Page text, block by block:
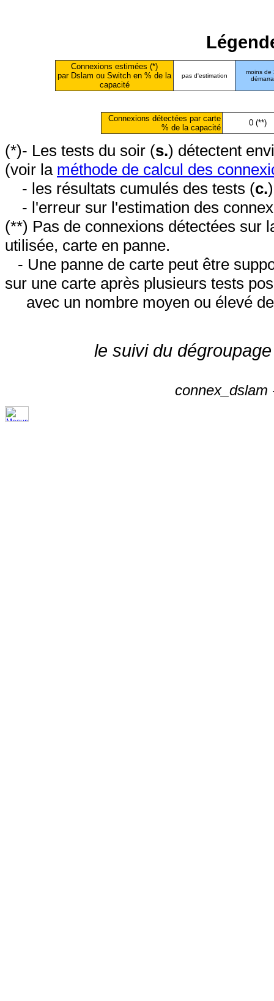
Connexions estimées (*)
par Dslam ou Switch en % de la
capacité
pas d'estimation
moins de
Connexions détectées par carte
% de la capacité
0 (**)
(*)- Les tests du soir (s.) détectent
(voir la méthode de calcul des
- les résultats cumulés des tests (c.
- l'erreur sur l'estimation des
(**) Pas de connexions détectées sur
utilisée, carte en panne.
- Une panne de carte peut être
sur une carte après plusieurs tests
avec un nombre moyen ou élevé
le suivi du
connex_dslam